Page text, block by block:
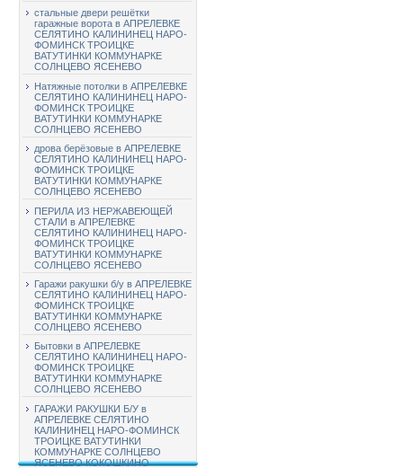
стальные двери решётки
гаражные ворота в АПРЕЛЕВКЕ
СЕЛЯТИНО КАЛИНИНЕЦ НАРО-
ФОМИНСК ТРОИЦКЕ
ВАТУТИНКИ КОММУНАРКЕ
СОЛНЦЕВО ЯСЕНЕВО
Натяжные потолки в АПРЕЛЕВКЕ
СЕЛЯТИНО КАЛИНИНЕЦ НАРО-
ФОМИНСК ТРОИЦКЕ
ВАТУТИНКИ КОММУНАРКЕ
СОЛНЦЕВО ЯСЕНЕВО
дрова берёзовые в АПРЕЛЕВКЕ
СЕЛЯТИНО КАЛИНИНЕЦ НАРО-
ФОМИНСК ТРОИЦКЕ
ВАТУТИНКИ КОММУНАРКЕ
СОЛНЦЕВО ЯСЕНЕВО
ПЕРИЛА ИЗ НЕРЖАВЕЮЩЕЙ
СТАЛИ в АПРЕЛЕВКЕ
СЕЛЯТИНО КАЛИНИНЕЦ НАРО-
ФОМИНСК ТРОИЦКЕ
ВАТУТИНКИ КОММУНАРКЕ
СОЛНЦЕВО ЯСЕНЕВО
Гаражи ракушки б/у в АПРЕЛЕВКЕ
СЕЛЯТИНО КАЛИНИНЕЦ НАРО-
ФОМИНСК ТРОИЦКЕ
ВАТУТИНКИ КОММУНАРКЕ
СОЛНЦЕВО ЯСЕНЕВО
Бытовки в АПРЕЛЕВКЕ
СЕЛЯТИНО КАЛИНИНЕЦ НАРО-
ФОМИНСК ТРОИЦКЕ
ВАТУТИНКИ КОММУНАРКЕ
СОЛНЦЕВО ЯСЕНЕВО
ГАРАЖИ РАКУШКИ Б/У в
АПРЕЛЕВКЕ СЕЛЯТИНО
КАЛИНИНЕЦ НАРО-ФОМИНСК
ТРОИЦКЕ ВАТУТИНКИ
КОММУНАРКЕ СОЛНЦЕВО
ЯСЕНЕВО КОКОШКИНО